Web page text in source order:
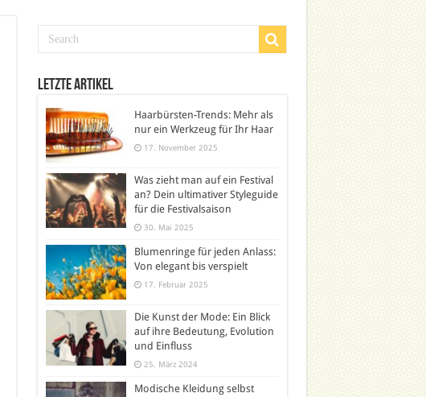
Letzte Artikel
Haarbürsten-Trends: Mehr als
nur ein Werkzeug für Ihr Haar
17. November 2025
Was zieht man auf ein Festival
an? Dein ultimativer Styleguide
für die Festivalsaison
30. Mai 2025
Blumenringe für jeden Anlass:
Von elegant bis verspielt
17. Februar 2025
Die Kunst der Mode: Ein Blick
auf ihre Bedeutung, Evolution
und Einfluss
25. März 2024
Modische Kleidung selbst